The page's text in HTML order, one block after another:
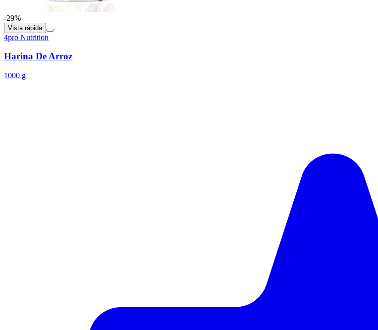
-29%
Vista rápida
4pro Nutrition
Harina De Arroz
1000 g